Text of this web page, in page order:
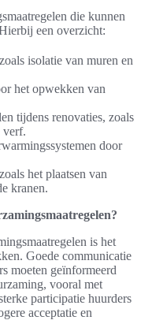
die kunnen
een overzicht:
isolatie van muren en
het opwekken van
tijdens renovaties, zoals
verf.
door
het plaatsen van
kranen.
is het
Goede communicatie
moeten geïnformeerd
vooral met
participatie huurders
acceptatie en